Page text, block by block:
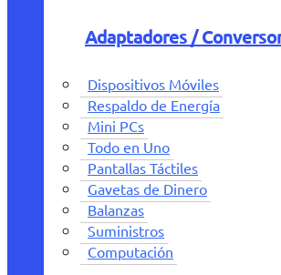
Adaptadores /
Dispositivos Móviles
Respaldo de Energía
Mini PCs
Todo en Uno
Pantallas Táctiles
Gavetas de Dinero
Balanzas
Suministros
Computación